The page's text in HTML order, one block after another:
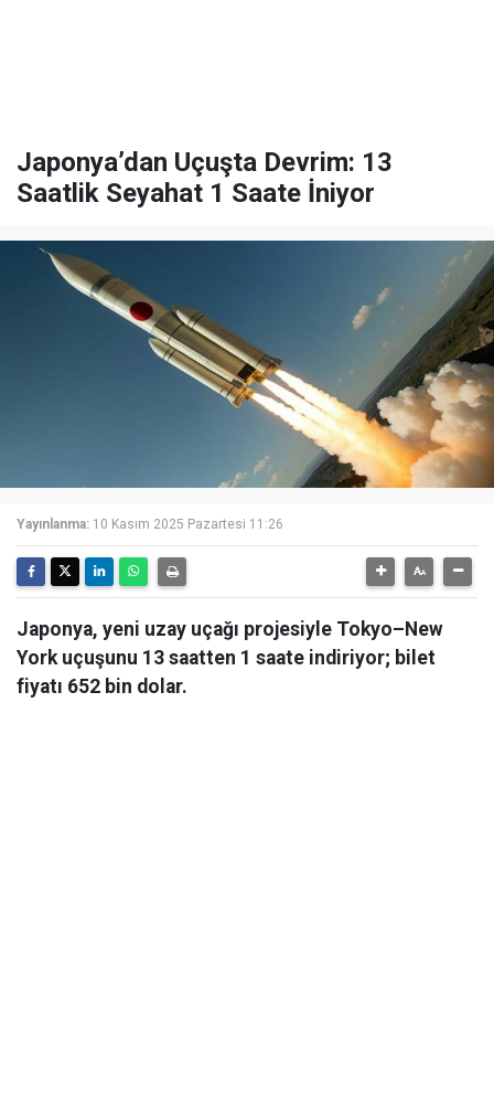
Japonya’dan Uçuşta Devrim: 13
Saatlik Seyahat 1 Saate İniyor
Yayınlanma: 10 Kasım 2025 Pazartesi 11:26
Japonya, yeni uzay uçağı projesiyle Tokyo–New
York uçuşunu 13 saatten 1 saate indiriyor; bilet
fiyatı 652 bin dolar.